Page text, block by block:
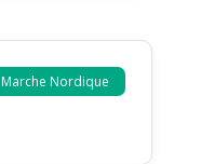
Marche Nordique